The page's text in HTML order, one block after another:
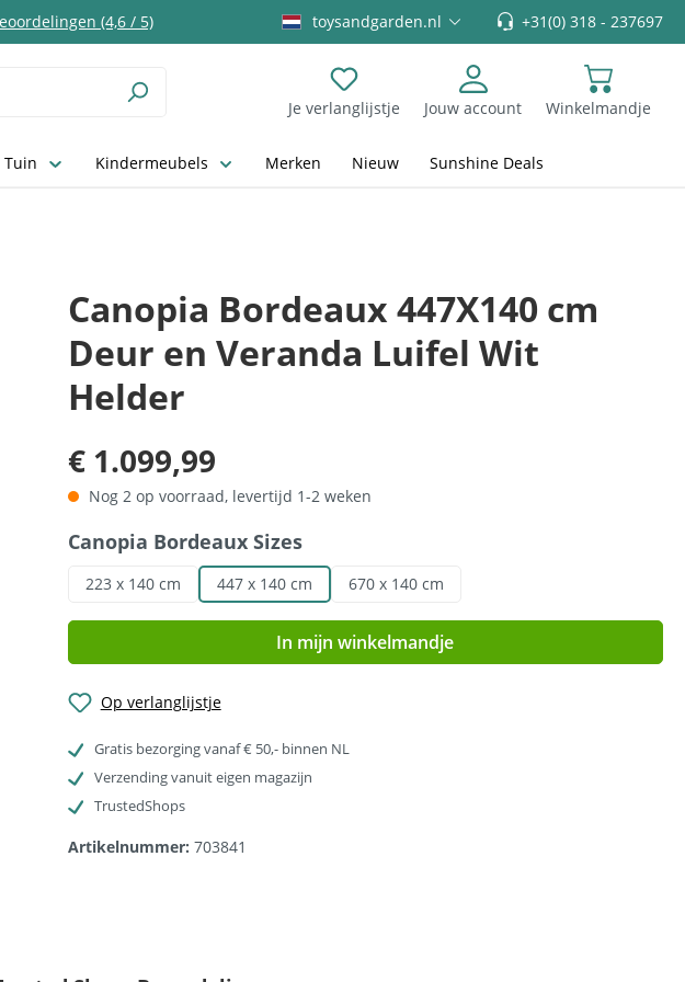
(4,6 / 5) toysandgarden.nl +31(0) 318 - 237697
Je verlanglijstje
Jouw account Winkelmandje
Tuin Kindermeubels Merken Nieuw Sunshine Deals
Canopia Bordeaux 447X140 cm
Deur en Veranda Luifel Wit
Helder
€ 1.099,99
Nog 2 op voorraad, levertijd 1-2 weken
Selecteer
Canopia Bordeaux Sizes
223 x 140 cm 447 x 140 cm 670 x 140 cm
In mijn winkelmandje
Op verlanglijstje
Gratis bezorging vanaf € 50,- binnen NL
Verzending vanuit eigen magazijn
TrustedShops
Artikelnummer: 703841